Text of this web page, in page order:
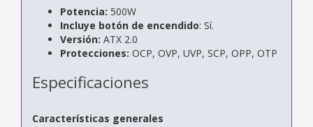
Potencia: 500W
Incluye botón de encendido: Sí.
Versión: ATX 2.0
Protecciones: OCP, OVP, UVP, SCP, OPP, OTP
Especificaciones
Características generales